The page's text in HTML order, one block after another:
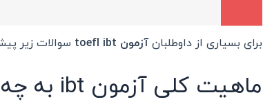
برای بسیاری از داوطلبانآزمون toefl ibt سوالات زیر
ماهیت کلی آزمون ibt به چه صورت است و